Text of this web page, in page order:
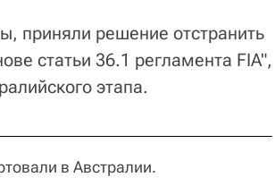
приняли решение отстранить
статьи 36.1 регламента FIA",
этапа.
в Австралии.